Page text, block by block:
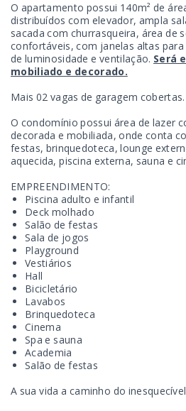
O apartamento possui 140m² de
distribuídos com elevador, ampla
sacada com churrasqueira, área de
confortáveis, com janelas altas
de luminosidade e ventilação. Será
mobiliado e decorado.
Mais 02 vagas de garagem cobertas.
O condomínio possui área de lazer
decorada e mobiliada, onde conta
festas, brinquedoteca, lounge
aquecida, piscina externa, sauna e
EMPREENDIMENTO:
Piscina adulto e infantil
Deck molhado
Salão de festas
Sala de jogos
Playground
Vestiários
Hall
Bicicletário
Lavabos
Brinquedoteca
Cinema
Spa e sauna
Academia
Salão de festas
A sua vida a caminho do